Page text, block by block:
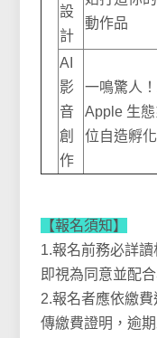
設
計
動作品
AI
影
音
創
作
一鳴驚人
Apple 生
位自造孵
【報名須知】
1.報名前務必詳
即視為同意並配
2.報名者應依繳
傳繳費證明，逾